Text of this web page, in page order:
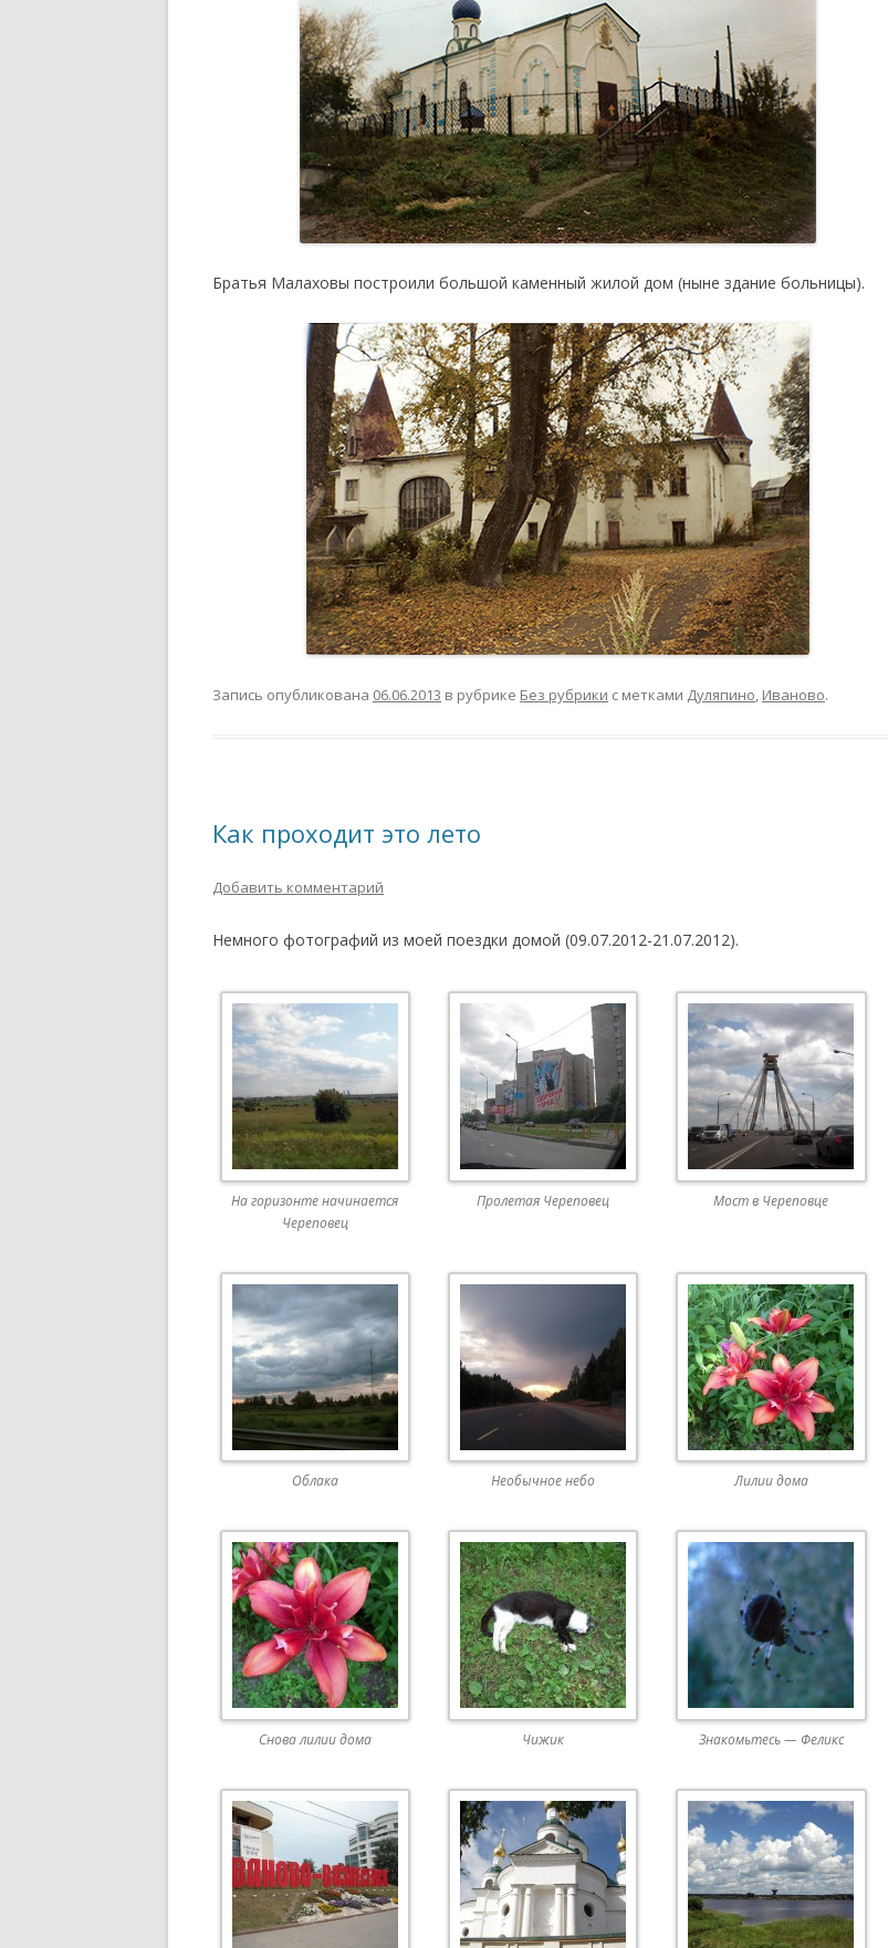
Братья Малаховы построили большой каменный жилой дом (ныне здание больницы).
Запись опубликована 06.06.2013 в рубрике Без рубрики с метками Дуляпино, Иваново.
Как проходит это лето
Добавить комментарий
Немного фотографий из моей поездки домой (09.07.2012-21.07.2012).
На горизонте начинается
Череповец
Пролетая Череповец Мост в Череповце
Облака Необычное небо Лилии дома
Снова лилии дома Чижик Знакомьтесь — Феликс